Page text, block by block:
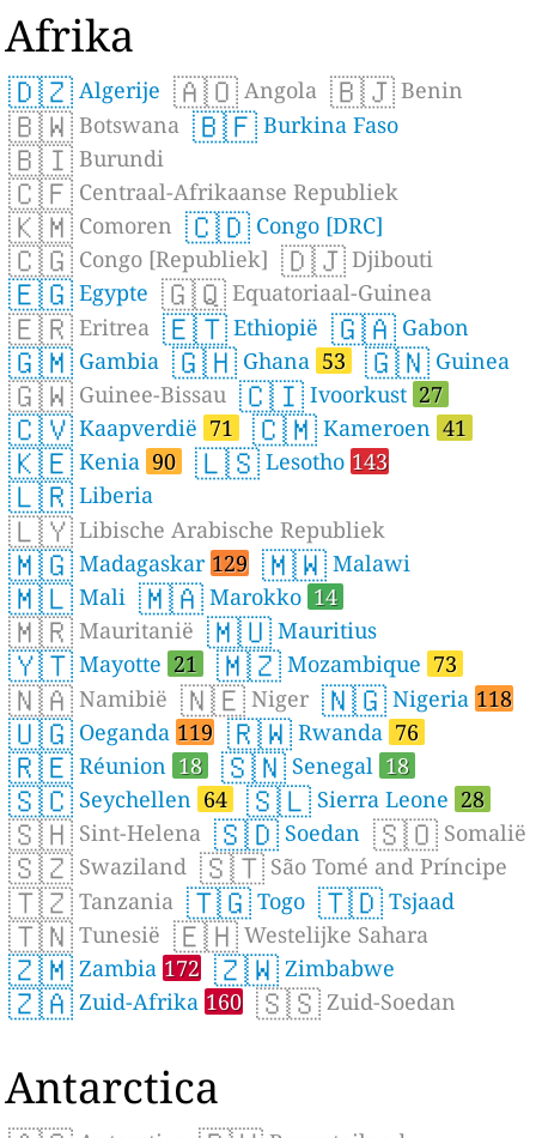
Afrika
🇩🇿 Algerije 🇦🇴 Angola 🇧🇯 Benin
🇧🇼 Botswana 🇧🇫 Burkina Faso
🇧🇮 Burundi
🇨🇫 Centraal-Afrikaanse Republiek
🇰🇲 Comoren 🇨🇩 Congo [DRC]
🇨🇬 Congo [Republiek] 🇩🇯 Djibouti
🇪🇬 Egypte 🇬🇶 Equatoriaal-Guinea
🇪🇷 Eritrea 🇪🇹 Ethiopië 🇬🇦 Gabon
🇬🇲 Gambia 🇬🇭 Ghana 53 🇬🇳 Guinea
🇬🇼 Guinee-Bissau 🇨🇮 Ivoorkust 27
🇨🇻 Kaapverdië 71 🇨🇲 Kameroen 41
🇰🇪 Kenia 90 🇱🇸 Lesotho 143
🇱🇷 Liberia
🇱🇾 Libische Arabische Republiek
🇲🇬 Madagaskar 129 🇲🇼 Malawi
🇲🇱 Mali 🇲🇦 Marokko 14
🇲🇷 Mauritanië 🇲🇺 Mauritius
🇾🇹 Mayotte 21 🇲🇿 Mozambique 73
🇳🇦 Namibië 🇳🇪 Niger 🇳🇬 Nigeria 118
🇺🇬 Oeganda 119 🇷🇼 Rwanda 76
🇷🇪 Réunion 18 🇸🇳 Senegal 18
🇸🇨 Seychellen 64 🇸🇱 Sierra Leone 28
🇸🇭 Sint-Helena 🇸🇩 Soedan 🇸🇴 Somalië
🇸🇿 Swaziland 🇸🇹 São Tomé and Príncipe
🇹🇿 Tanzania 🇹🇬 Togo 🇹🇩 Tsjaad
🇹🇳 Tunesië 🇪🇭 Westelijke Sahara
🇿🇲 Zambia 172 🇿🇼 Zimbabwe
🇿🇦 Zuid-Afrika 160 🇸🇸 Zuid-Soedan
Antarctica